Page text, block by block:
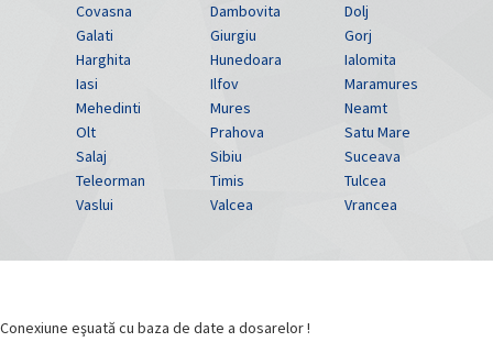
Covasna
Dambovita
Dolj
Galati
Giurgiu
Gorj
Harghita
Hunedoara
Ialomita
Iasi
Ilfov
Maramures
Mehedinti
Mures
Neamt
Olt
Prahova
Satu Mare
Salaj
Sibiu
Suceava
Teleorman
Timis
Tulcea
Vaslui
Valcea Vrancea
Conexiune eşuată cu baza de date a dosarelor !